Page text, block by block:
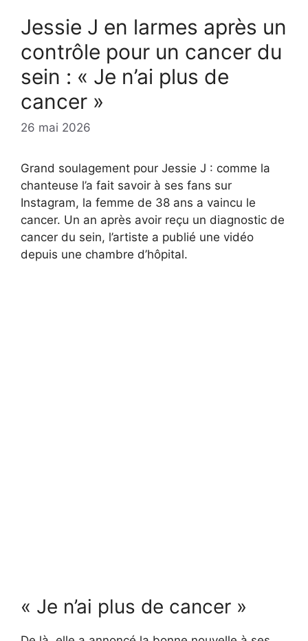
Jessie J en larmes après un
contrôle pour un cancer du
sein : « Je n’ai plus de
cancer »
26 mai 2026
Grand soulagement pour Jessie J : comme la
chanteuse l’a fait savoir à ses fans sur
Instagram, la femme de 38 ans a vaincu le
cancer. Un an après avoir reçu un diagnostic de
cancer du sein, l’artiste a publié une vidéo
depuis une chambre d’hôpital.
« Je n’ai plus de cancer »